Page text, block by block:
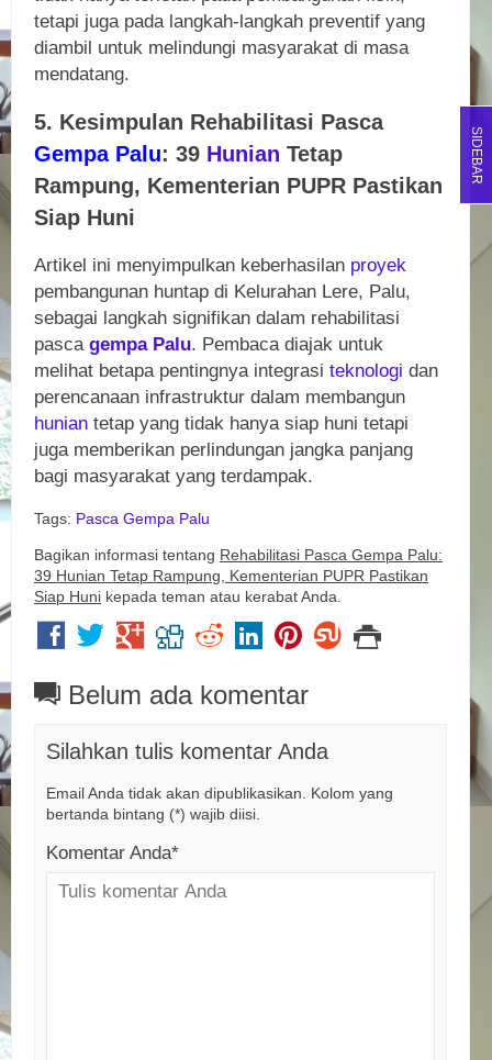
tetapi juga pada langkah-langkah preventif yang
diambil untuk melindungi masyarakat di masa
mendatang.
5. Kesimpulan Rehabilitasi Pasca
Gempa Palu: 39 Hunian Tetap
Rampung, Kementerian PUPR Pastikan
Siap Huni
Artikel ini menyimpulkan keberhasilan proyek
pembangunan huntap di Kelurahan Lere, Palu,
sebagai langkah signifikan dalam rehabilitasi
pasca gempa Palu. Pembaca diajak untuk
melihat betapa pentingnya integrasi teknologi dan
perencanaan infrastruktur dalam membangun
hunian tetap yang tidak hanya siap huni tetapi
juga memberikan perlindungan jangka panjang
bagi masyarakat yang terdampak.
Tags: Pasca Gempa Palu
Bagikan informasi tentang Rehabilitasi Pasca Gempa Palu:
39 Hunian Tetap Rampung, Kementerian PUPR Pastikan
Siap Huni kepada teman atau kerabat Anda.
Belum ada komentar
Silahkan tulis komentar Anda
Email Anda tidak akan dipublikasikan. Kolom yang
bertanda bintang (*) wajib diisi.
Komentar Anda*
SIDEBAR